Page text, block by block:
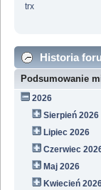
trx
Historia
Podsumowanie
2026
Sierpień 2026
Lipiec 2026
Czerwiec
Maj 2026
Kwiecień